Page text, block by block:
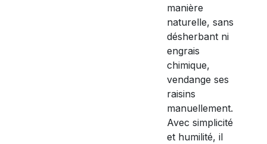
manière
naturelle, sans
désherbant ni
engrais
chimique,
vendange ses
raisins
manuellement.
Avec simplicité
et humilité, il